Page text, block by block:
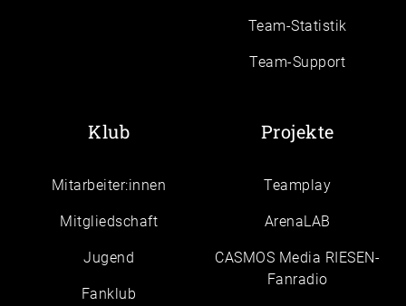
Team-Statistik
Team-Support
Klub
Mitarbeiter:innen
Mitgliedschaft
Jugend
Fanklub
Projekte
Teamplay
ArenaLAB
CASMOS Media RIESEN-
Fanradio